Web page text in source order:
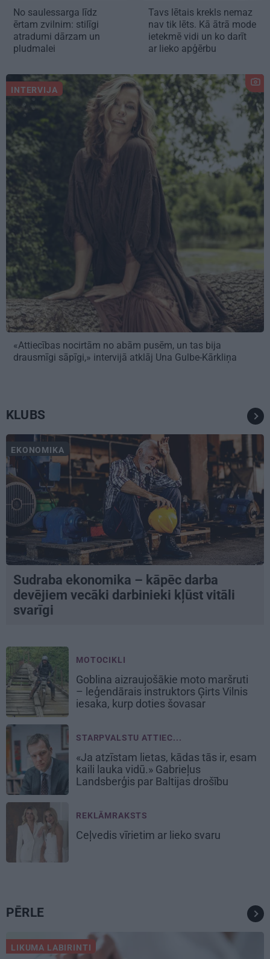
No saulessarga līdz
ērtam zvilnim: stilīgi
atradumi dārzam un
pludmalei
Tavs lētais krekls nemaz
nav tik lēts. Kā ātrā mode
ietekmē vidi un ko darīt
ar lieko apģērbu
INTERVIJA
«Attiecības nocirtām no abām pusēm, un tas bija
drausmīgi sāpīgi,» intervijā atklāj Una Gulbe-Kārkliņa
KLUBS
EKONOMIKA
Sudraba ekonomika – kāpēc darba
devējiem vecāki darbinieki kļūst vitāli
svarīgi
MOTOCIKLI
Goblina aizraujošākie moto maršruti
– leģendārais instruktors Ģirts Vilnis
iesaka, kurp doties šovasar
STARPVALSTU ATTIEC...
«Ja atzīstam lietas, kādas tās ir, esam
kaili lauka vidū.» Gabrieļus
Landsberģis par Baltijas drošību
REKLĀMRAKSTS
Ceļvedis vīrietim ar lieko svaru
PĒRLE
LIKUMA LABIRINTI